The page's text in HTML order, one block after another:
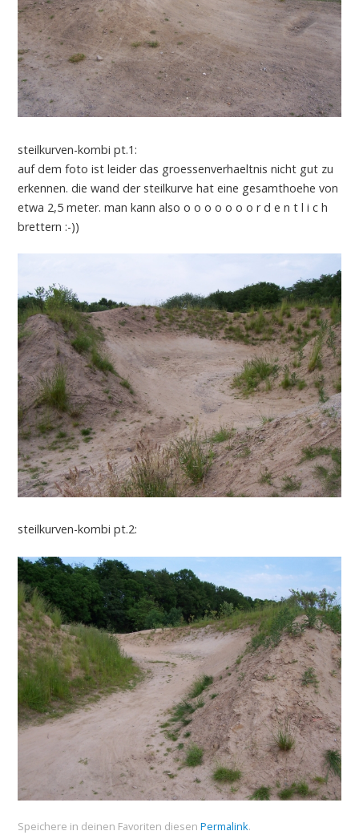
steilkurven-kombi pt.1:
auf dem foto ist leider das groessenverhaeltnis nicht gut zu
erkennen. die wand der steilkurve hat eine gesamthoehe von
etwa 2,5 meter. man kann also o o o o o o o r d e n t l i c h
brettern :-))
steilkurven-kombi pt.2:
Speichere in deinen Favoriten diesen Permalink.